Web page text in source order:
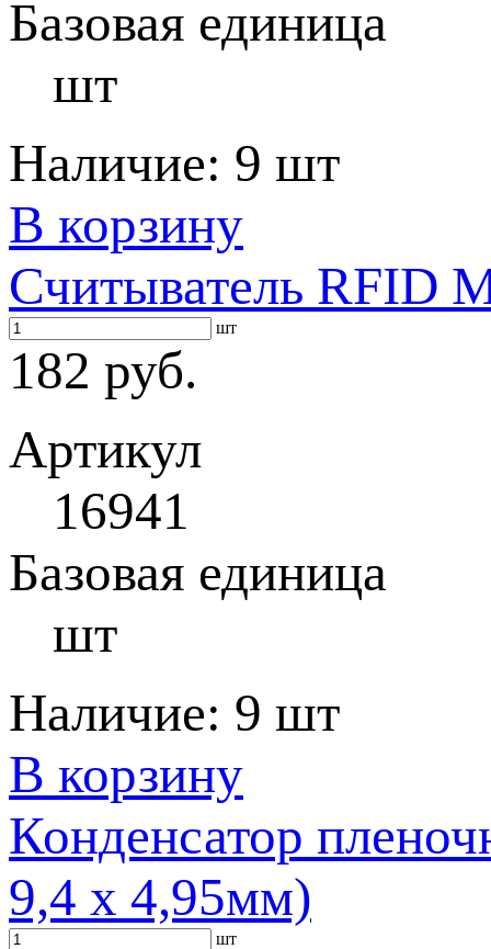
Базовая единица
шт
Наличие: 9 шт
В корзину
Считыватель RFID
шт
182 руб.
Артикул
16941
Базовая единица
шт
Наличие: 9 шт
В корзину
Конденсатор
9,4 х 4,95мм)
шт